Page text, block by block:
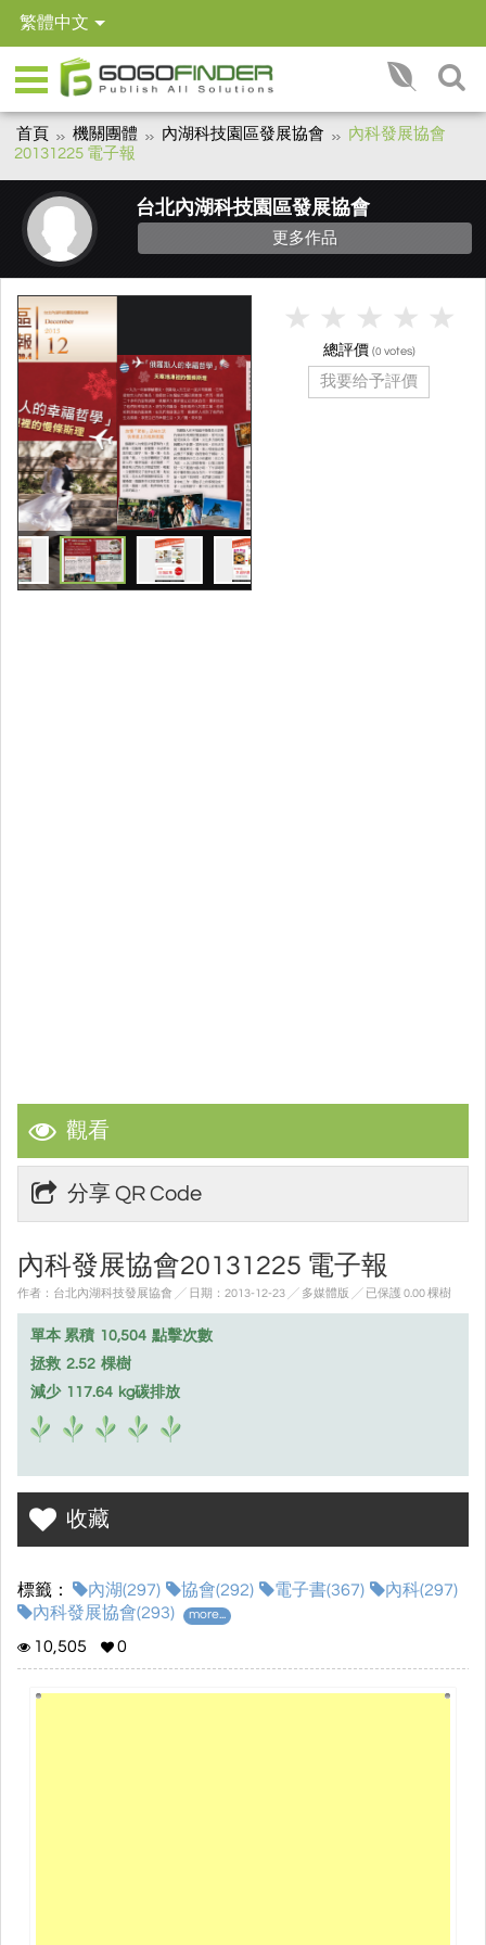
繁體中文
首頁 機關團體 內湖科技園區發展協會
內科發展協會
20131225 電子報
台北內湖科技園區發展協會
更多作品
觀看
分享 QR Code
內科發展協會20131225 電子報
作者：台北內湖科技發展協會 ╱ 日期：2013-12-23 ╱ 多媒體版 ╱ 已保護 0.00 棵樹
單本 累積 10,504 點擊次數
拯救 2.52 棵樹
減少 117.64 kg碳排放
收藏
標籤： 內湖(297) 協會(292) 電子書(367)
內科(297)
內科發展協會(293)
more...
10,505 0
總評價 (0 votes)
我要给予評價